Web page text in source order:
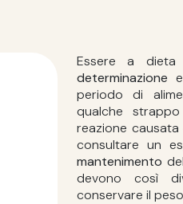
Essere a dieta
determinazione
periodo di
qualche
reazione
consultare un
mantenimento
devono così
conservare il